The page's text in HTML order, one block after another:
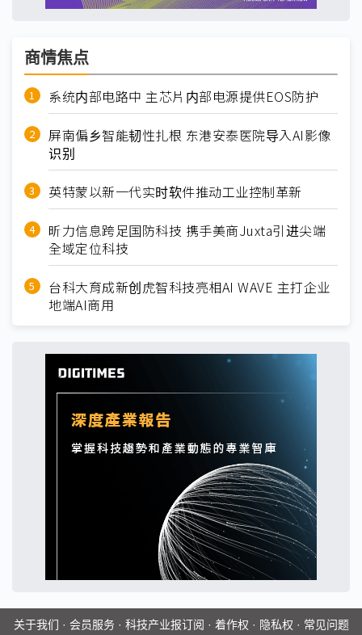
商情焦点
系统内部电路中 主芯片内部电源提供EOS防护
屏南偏乡智能韧性扎根 东港安泰医院导入AI影像
识别
英特蒙以新一代实时软件推动工业控制革新
昕力信息跨足国防科技 携手美商Juxta引进尖端
全域定位科技
台科大育成新创虎智科技亮相AI WAVE 主打企业
地端AI商用
关于我们 · 会员服务· 科技产业报订阅 · 着作权 · 隐私权 · 常见问题